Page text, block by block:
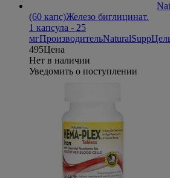
(60 капс)Железо биглицинат.
1 капсула - 25
мгПроизводительNaturalSupp
495Цена
Нет в наличии
Уведомить о поступлении